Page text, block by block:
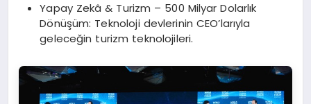
Yapay Zekâ & Turizm – 500 Milyar Dolarlık
Dönüşüm: Teknoloji devlerinin CEO’larıyla
geleceğin turizm teknolojileri.